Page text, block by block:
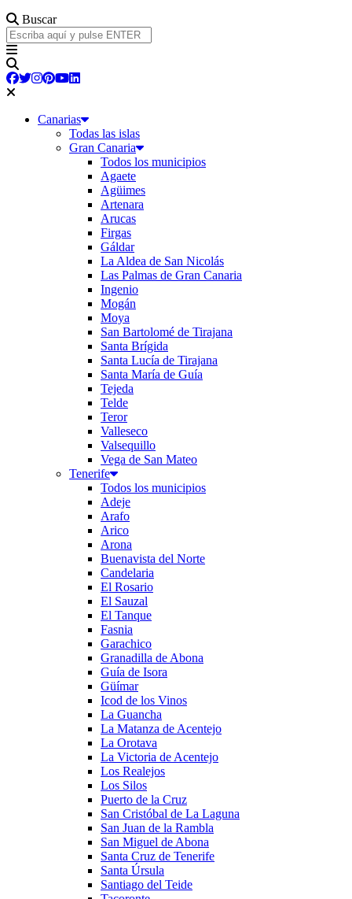
Buscar
Canarias
Todas las islas
Gran Canaria
Todos los municipios
Agaete
Agüimes
Artenara
Arucas
Firgas
Gáldar
La Aldea de San Nicolás
Las Palmas de Gran Canaria
Ingenio
Mogán
Moya
San Bartolomé de Tirajana
Santa Brígida
Santa Lucía de Tirajana
Santa María de Guía
Tejeda
Telde
Teror
Valleseco
Valsequillo
Vega de San Mateo
Tenerife
Todos los municipios
Adeje
Arafo
Arico
Arona
Buenavista del Norte
Candelaria
El Rosario
El Sauzal
El Tanque
Fasnia
Garachico
Granadilla de Abona
Guía de Isora
Güímar
Icod de los Vinos
La Guancha
La Matanza de Acentejo
La Orotava
La Victoria de Acentejo
Los Realejos
Los Silos
Puerto de la Cruz
San Cristóbal de La Laguna
San Juan de la Rambla
San Miguel de Abona
Santa Cruz de Tenerife
Santa Úrsula
Santiago del Teide